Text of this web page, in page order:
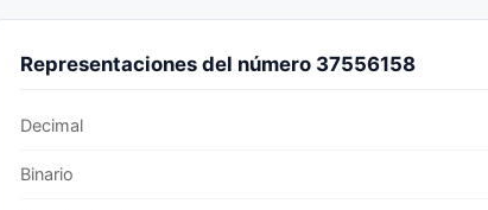
Representaciones del número 37556158
Decimal
Binario